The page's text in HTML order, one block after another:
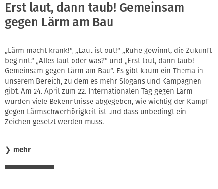
Erst laut, dann taub! Gemeinsam
gegen Lärm am Bau
„Lärm macht krank!“, „Laut ist out!“ „Ruhe gewinnt, die Zukunft
beginnt.“ „Alles laut oder was?“ und „Erst laut, dann taub!
Gemeinsam gegen Lärm am Bau“. Es gibt kaum ein Thema in
unserem Bereich, zu dem es mehr Slogans und Kampagnen
gibt. Am 24. April zum 22. Internationalen Tag gegen Lärm
wurden viele Bekenntnisse abgegeben, wie wichtig der Kampf
gegen Lärmschwerhörigkeit ist und dass unbedingt ein
Zeichen gesetzt werden muss.
❯ mehr